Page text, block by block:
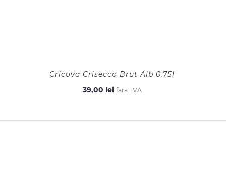
Cricova Crisecco Brut Alb 0.75l
39,00 lei fara TVA